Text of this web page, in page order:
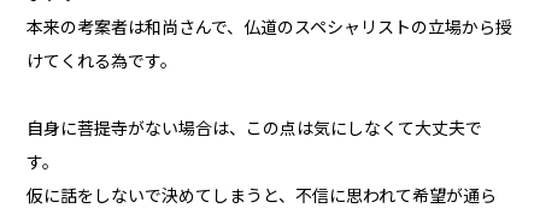
本来の考案者は和尚さんで、仏道のスペシャリストの立場から授
けてくれる為です。
自身に菩提寺がない場合は、この点は気にしなくて大丈夫で
す。
仮に話をしないで決めてしまうと、不信に思われて希望が通ら